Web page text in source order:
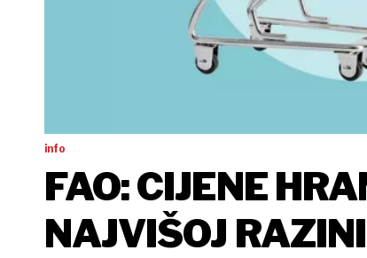
info
FAO: CIJENE
NAJVIŠOJ